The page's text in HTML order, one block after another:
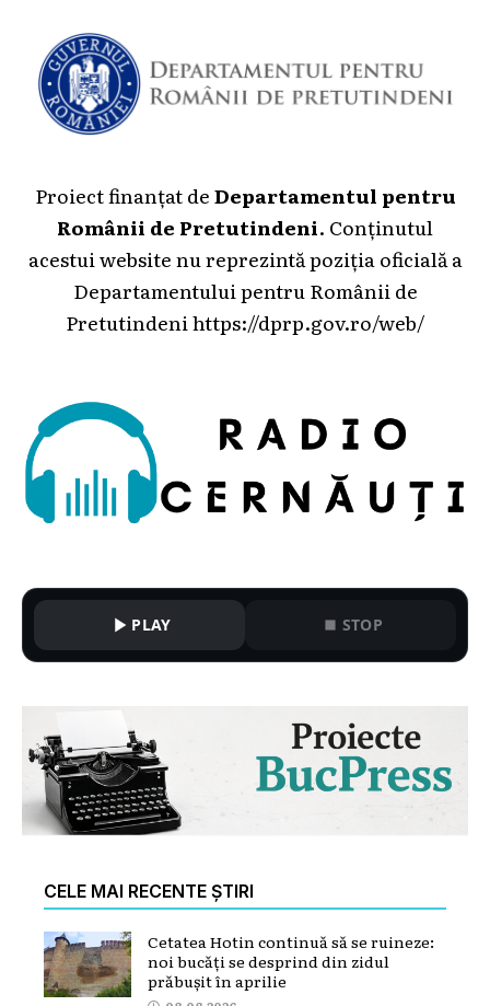
Proiect finanțat deDepartamentul pentru
Românii de Pretutindeni. Conținutul
acestui website nu reprezintă poziția oficială a
Departamentului pentru Românii de
Pretutindeni https://dprp.gov.ro/web/
PLAY STOP
CELE MAI RECENTE ȘTIRI
Cetatea Hotin continuă să se ruineze:
noi bucăți se desprind din zidul
prăbușit în aprilie